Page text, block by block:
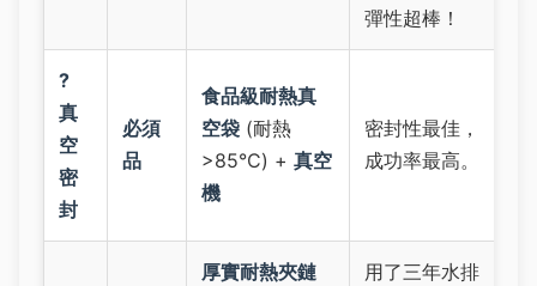
彈性超棒！
?
真
空
密
封
必須
品
食品級耐熱真
空袋 (耐熱
>85°C) + 真空
機
密封性最佳，
成功率最高。
厚實耐熱夾鏈
用了三年水排